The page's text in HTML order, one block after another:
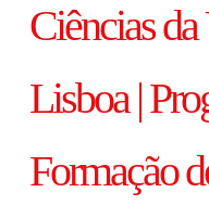
Ciências
Lisboa |
Formação